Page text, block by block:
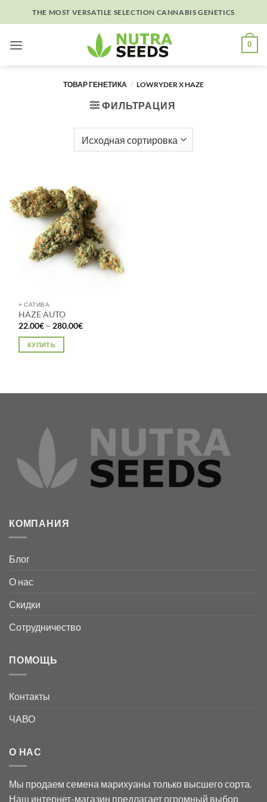
to
THE MOST VERSATILE SELECTION CANNABIS GENETICS
0
ТОВАР ГЕНЕТИКА / LOWRYDER X HAZE
ФИЛЬТРАЦИЯ
+ САТИВА
HAZE AUTO
22.00€ – 280.00€Диапазон
КУПИТЬ
несколько
можно
выбрать
на
странице
товара.
КОМПАНИЯ
Блог
О нас
Скидки
Сотрудничество
ПОМОЩЬ
Контакты
ЧАВО
О НАС
Мы продаем семена марихуаны только высшего сорта.
Наш интернет-магазин предлагает огромный выбор